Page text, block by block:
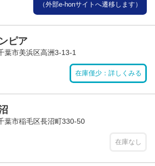
（外部e-honサイトへ遷移します）
ピア
市美浜区高洲3-13-1
在庫僅少：詳しくみる
市稲毛区長沼町330-50
在庫なし